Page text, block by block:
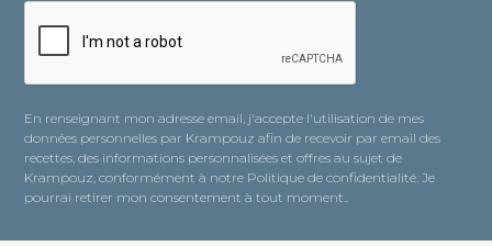
En renseignant mon adresse email, j'accepte l'utilisation de mes
données personnelles par Krampouz afin de recevoir par email des
recettes, des informations personnalisées et offres au sujet de
Krampouz, conformément à notre Politique de confidentialité. Je
pourrai retirer mon consentement à tout moment..